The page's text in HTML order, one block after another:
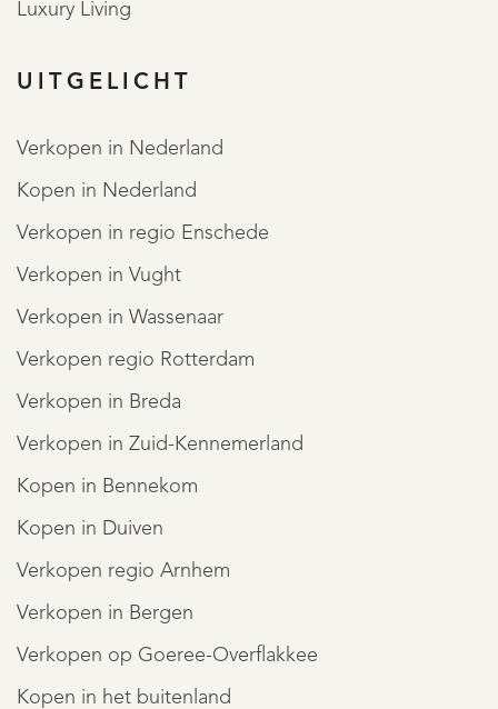
Luxury Living
UITGELICHT
Verkopen in Nederland
Kopen in Nederland
Verkopen in regio Enschede
Verkopen in Vught
Verkopen in Wassenaar
Verkopen regio Rotterdam
Verkopen in Breda
Verkopen in Zuid-Kennemerland
Kopen in Bennekom
Kopen in Duiven
Verkopen regio Arnhem
Verkopen in Bergen
Verkopen op Goeree-Overflakkee
Kopen in het buitenland
REGISTREER